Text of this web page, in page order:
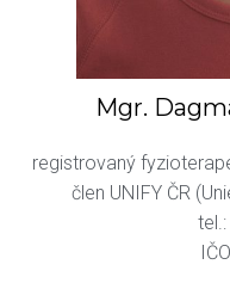
Mgr.
registrovaný
člen UNIFY ČR